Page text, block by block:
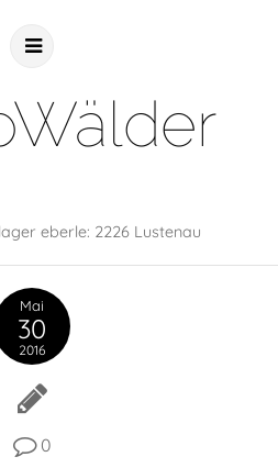
eberle: 2226 Lustenau
Mai
30
2016
0